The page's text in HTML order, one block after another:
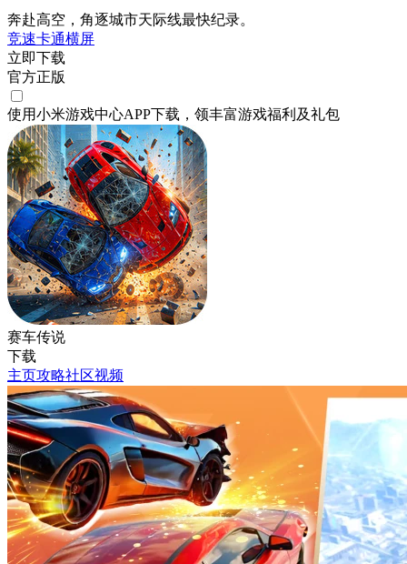
奔赴高空，角逐城市天际线最快纪录。
竞速卡通横屏
立即下载
官方正版
使用小米游戏中心APP下载 ，领丰富游戏福利 及礼包
赛车传说
下载
主页攻略社区视频